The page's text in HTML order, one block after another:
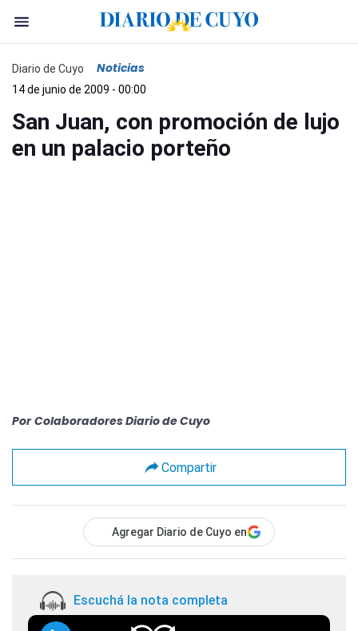
Diario de Cuyo Noticias
14 de junio de 2009 - 00:00
San Juan, con promoción de lujo
en un palacio porteño
Por Colaboradores Diario de Cuyo
Compartir
Agregar Diario de Cuyo en
Escuchá la nota completa